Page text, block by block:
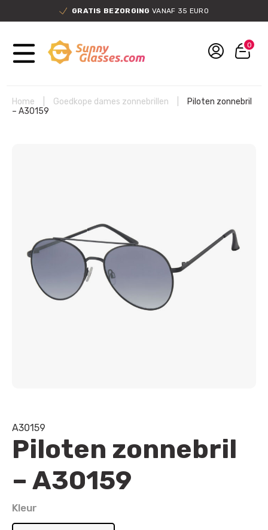
GRATIS BEZORGING VANAF 35 EURO
0
Home Goedkope dames zonnebrillen
Piloten zonnebril
– A30159
A30159
Piloten zonnebril
– A30159
Kleur